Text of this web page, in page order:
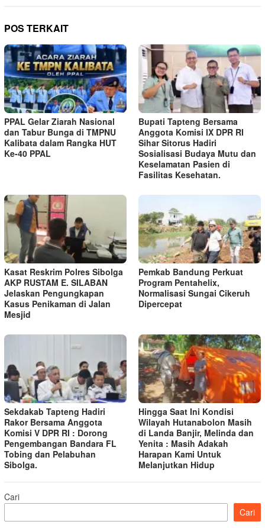
POS TERKAIT
PPAL Gelar Ziarah Nasional
dan Tabur Bunga di TMPNU
Kalibata dalam Rangka HUT
Ke-40 PPAL
Bupati Tapteng Bersama
Anggota Komisi IX DPR RI
Sihar Sitorus Hadiri
Sosialisasi Budaya Mutu dan
Keselamatan Pasien di
Fasilitas Kesehatan.
Kasat Reskrim Polres Sibolga
AKP RUSTAM E. SILABAN
Jelaskan Pengungkapan
Kasus Penikaman di Jalan
Mesjid
Pemkab Bandung Perkuat
Program Pentahelix,
Normalisasi Sungai Cikeruh
Dipercepat
Sekdakab Tapteng Hadiri
Rakor Bersama Anggota
Komisi V DPR RI : Dorong
Pengembangan Bandara FL
Tobing dan Pelabuhan
Sibolga.
Hingga Saat Ini Kondisi
Wilayah Hutanabolon Masih
di Landa Banjir, Melinda dan
Yenita : Masih Adakah
Harapan Kami Untuk
Melanjutkan Hidup
Cari
Cari